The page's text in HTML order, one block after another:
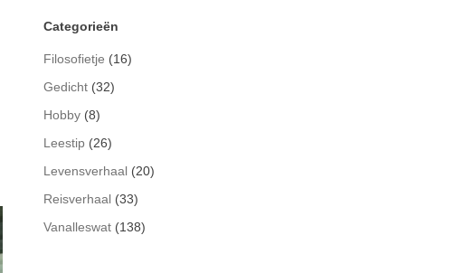
Categorieën
Filosofietje (16)
Gedicht(32)
Hobby(8)
Leestip(26)
Levensverhaal(20)
Reisverhaal(33)
Vanalleswat(138)